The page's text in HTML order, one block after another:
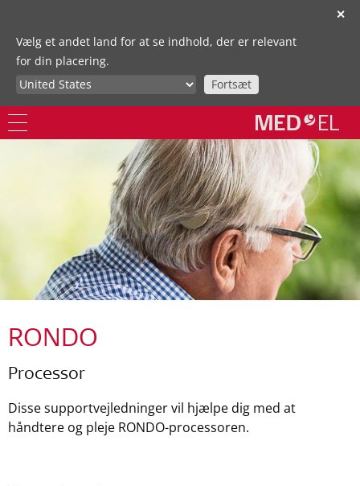
✕
Vælg et andet land for at se indhold, der er relevant
for din placering.
Fortsæt
RONDO
Processor
Disse supportvejledninger vil hjælpe dig med at
håndtere og pleje RONDO-processoren.